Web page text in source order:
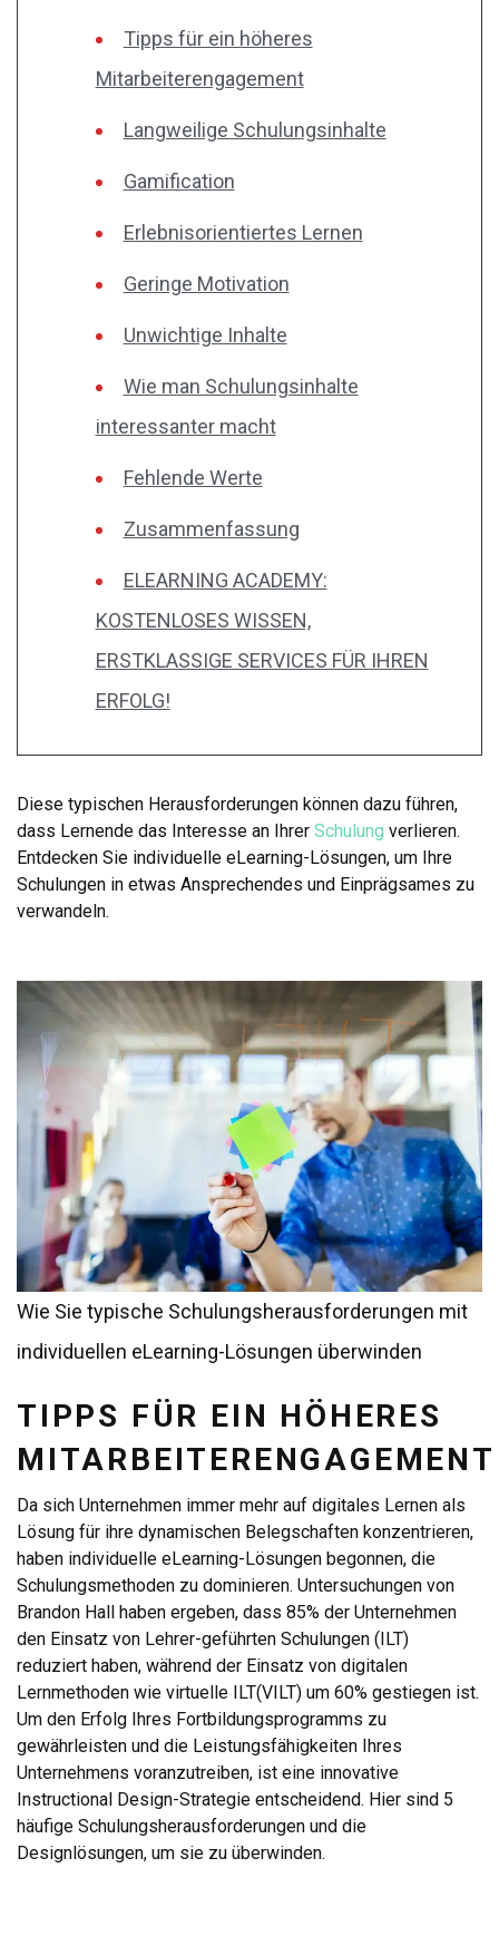
Tipps für ein höheres
Mitarbeiterengagement
Langweilige Schulungsinhalte
Gamification
Erlebnisorientiertes Lernen
Geringe Motivation
Unwichtige Inhalte
Wie man Schulungsinhalte
interessanter macht
Fehlende Werte
Zusammenfassung
ELEARNING ACADEMY:
KOSTENLOSES WISSEN,
ERSTKLASSIGE SERVICES FÜR IHREN
ERFOLG!
Diese typischen Herausforderungen können dazu führen,
dass Lernende das Interesse an Ihrer Schulung verlieren.
Entdecken Sie individuelle eLearning-Lösungen, um Ihre
Schulungen in etwas Ansprechendes und Einprägsames zu
verwandeln.
Wie Sie typische Schulungsherausforderungen mit
individuellen eLearning-Lösungen überwinden
TIPPS FÜR EIN HÖHERES
MITARBEITERENGAGEMENT
Da sich Unternehmen immer mehr auf digitales Lernen als
Lösung für ihre dynamischen Belegschaften konzentrieren,
haben individuelle eLearning-Lösungen begonnen, die
Schulungsmethoden zu dominieren. Untersuchungen von
Brandon Hall haben ergeben, dass 85% der Unternehmen
den Einsatz von Lehrer-geführten Schulungen (ILT)
reduziert haben, während der Einsatz von digitalen
Lernmethoden wie virtuelle ILT(VILT) um 60% gestiegen ist.
Um den Erfolg Ihres Fortbildungsprogramms zu
gewährleisten und die Leistungsfähigkeiten Ihres
Unternehmens voranzutreiben, ist eine innovative
Instructional Design-Strategie entscheidend. Hier sind 5
häufige Schulungsherausforderungen und die
Designlösungen, um sie zu überwinden.